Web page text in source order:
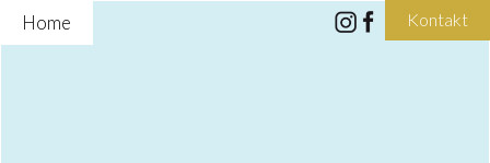
Home Kontakt